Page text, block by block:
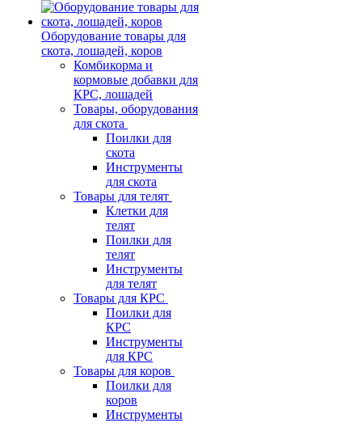
Оборудование товары для
скота, лошадей, коров
Комбикорма и
кормовые добавки для
КРС, лошадей
Товары, оборудования
для скота
Поилки для
скота
Инструменты
для скота
Товары для телят
Клетки для
телят
Поилки для
телят
Инструменты
для телят
Товары для КРС
Поилки для
КРС
Инструменты
для КРС
Товары для коров
Поилки для
коров
Инструменты